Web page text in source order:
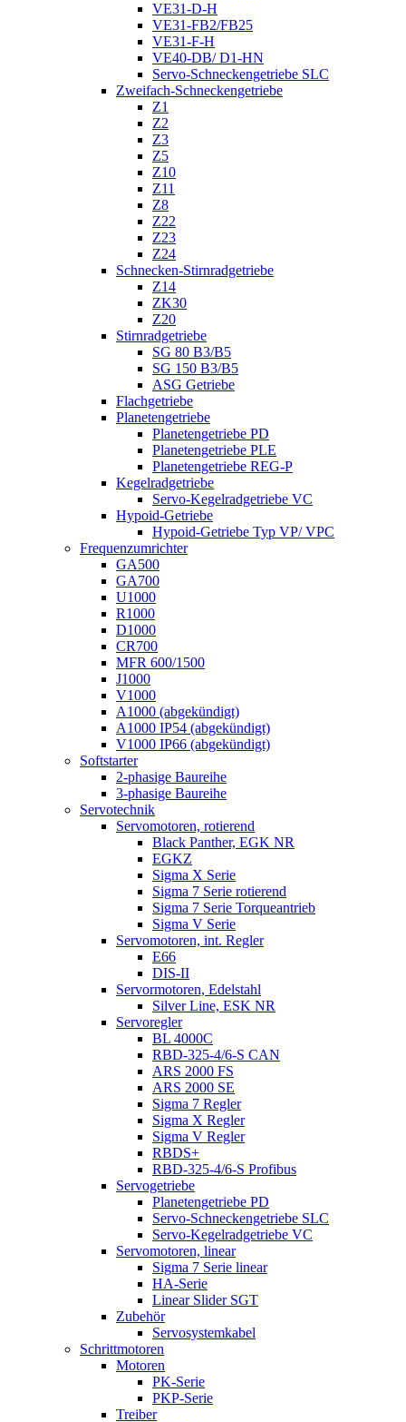
VE31-D-H
VE31-FB2/FB25
VE31-F-H
VE40-DB/ D1-HN
Servo-Schneckengetriebe SLC
Zweifach-Schneckengetriebe
Z1
Z2
Z3
Z5
Z10
Z11
Z8
Z22
Z23
Z24
Schnecken-Stirnradgetriebe
Z14
ZK30
Z20
Stirnradgetriebe
SG 80 B3/B5
SG 150 B3/B5
ASG Getriebe
Flachgetriebe
Planetengetriebe
Planetengetriebe PD
Planetengetriebe PLE
Planetengetriebe REG-P
Kegelradgetriebe
Servo-Kegelradgetriebe VC
Hypoid-Getriebe
Hypoid-Getriebe Typ VP/ VPC
Frequenzumrichter
GA500
GA700
U1000
R1000
D1000
CR700
MFR 600/1500
J1000
V1000
A1000 (abgekündigt)
A1000 IP54 (abgekündigt)
V1000 IP66 (abgekündigt)
Softstarter
2-phasige Baureihe
3-phasige Baureihe
Servotechnik
Servomotoren, rotierend
Black Panther, EGK NR
EGKZ
Sigma X Serie
Sigma 7 Serie rotierend
Sigma 7 Serie Torqueantrieb
Sigma V Serie
Servomotoren, int. Regler
E66
DIS-II
Servormotoren, Edelstahl
Silver Line, ESK NR
Servoregler
BL 4000C
RBD-325-4/6-S CAN
ARS 2000 FS
ARS 2000 SE
Sigma 7 Regler
Sigma X Regler
Sigma V Regler
RBDS+
RBD-325-4/6-S Profibus
Servogetriebe
Planetengetriebe PD
Servo-Schneckengetriebe SLC
Servo-Kegelradgetriebe VC
Servomotoren, linear
Sigma 7 Serie linear
HA-Serie
Linear Slider SGT
Zubehör
Servosystemkabel
Schrittmotoren
Motoren
PK-Serie
PKP-Serie
Treiber